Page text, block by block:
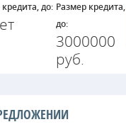
до: Размер кредита,
до:
3000000
руб.